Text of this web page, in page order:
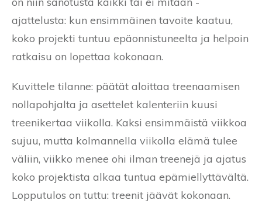
ajattelusta: kun ensimmäinen tavoite kaatuu,
koko projekti tuntuu epäonnistuneelta ja helpoin
ratkaisu on lopettaa kokonaan.
Kuvittele tilanne: päätät aloittaa treenaamisen
nollapohjalta ja asettelet kalenteriin kuusi
treenikertaa viikolla. Kaksi ensimmäistä viikkoa
sujuu, mutta kolmannella viikolla elämä tulee
väliin, viikko menee ohi ilman treenejä ja ajatus
koko projektista alkaa tuntua epämiellyttävältä.
Lopputulos on tuttu: treenit jäävät kokonaan.